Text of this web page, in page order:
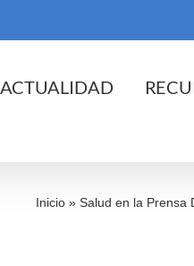
ACTUALIDAD
Inicio » Salud en la Prensa